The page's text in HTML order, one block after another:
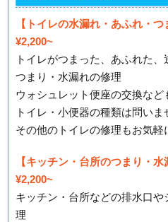
【トイレの水漏れ・あふれ・つ
¥2,200~
トイレがつまった、あふれた
つまり・水漏れの修理
ウォシュレット便座の交換な
トイレ・小便器の種類は問いま
その他のトイレの修理もお気軽
【キッチン・台所のつまり・水
¥2,200~
キッチン・台所などの排水口
理